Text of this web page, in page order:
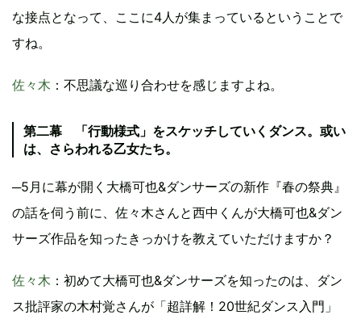
な接点となって、ここに4人が集まっているということで
すね。
佐々木 ：不思議な巡り合わせを感じますよね。
第二幕 「行動様式」をスケッチしていくダンス。或い
は、さらわれる乙女たち。
─5月に幕が開く大橋可也&ダンサーズの新作『春の祭典』
の話を伺う前に、佐々木さんと西中くんが大橋可也&ダン
サーズ作品を知ったきっかけを教えていただけますか？
佐々木 ：初めて大橋可也&ダンサーズを知ったのは、ダン
ス批評家の木村覚さんが「超詳解！20世紀ダンス入門」